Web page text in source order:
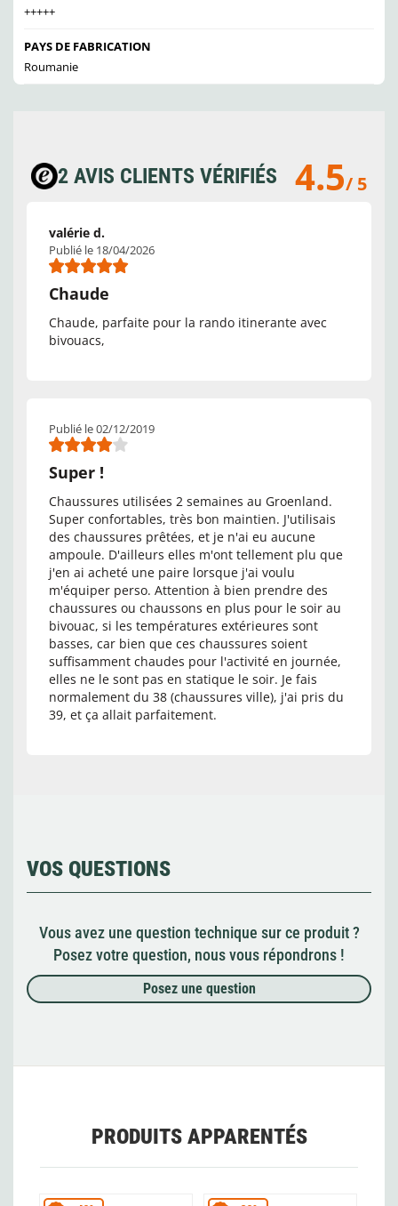
+++++
PAYS DE FABRICATION
Roumanie
2 AVIS CLIENTS VÉRIFIÉS 4.5/ 5
valérie d.
Publié le 18/04/2026
Chaude
Chaude, parfaite pour la rando itinerante avec
bivouacs,
Publié le 02/12/2019
Super !
Chaussures utilisées 2 semaines au Groenland.
Super confortables, très bon maintien. J'utilisais
des chaussures prêtées, et je n'ai eu aucune
ampoule. D'ailleurs elles m'ont tellement plu que
j'en ai acheté une paire lorsque j'ai voulu
m'équiper perso. Attention à bien prendre des
chaussures ou chaussons en plus pour le soir au
bivouac, si les températures extérieures sont
basses, car bien que ces chaussures soient
suffisamment chaudes pour l'activité en journée,
elles ne le sont pas en statique le soir. Je fais
normalement du 38 (chaussures ville), j'ai pris du
39, et ça allait parfaitement.
VOS QUESTIONS
Vous avez une question technique sur ce produit ?
Posez votre question, nous vous répondrons !
Posez une question
PRODUITS APPARENTÉS